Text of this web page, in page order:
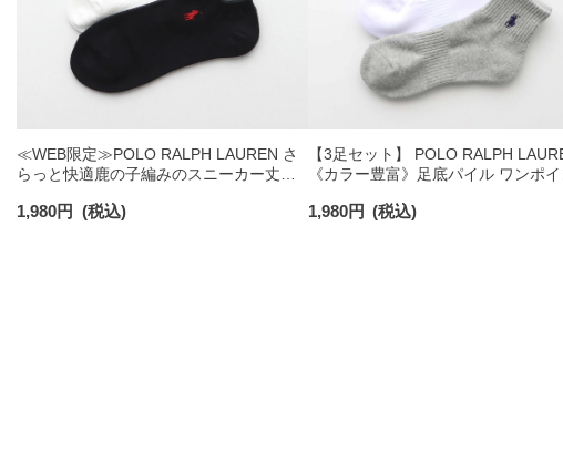
≪WEB限定≫POLO RALPH LAUREN さ
らっと快適鹿の子編みのスニーカー丈ソ
ズ レディース 92022800
1,980円 (税込)
【3足セット】 POLO RALPH
《カラー豊富》足底パイル ワンポイ
ンズ 92009604
1,980円 (税込)